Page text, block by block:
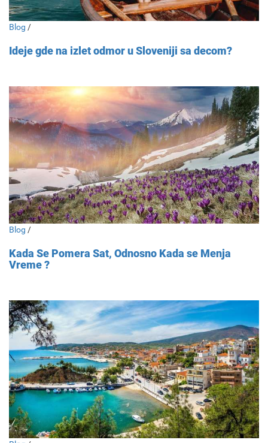
Blog /
Ideje gde na izlet odmor u Sloveniji sa decom?
Blog /
Kada Se Pomera Sat, Odnosno Kada se Menja
Vreme ?